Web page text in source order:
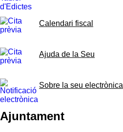
Calendari fiscal
Ajuda de la Seu
Sobre la seu electrònica
Ajuntament